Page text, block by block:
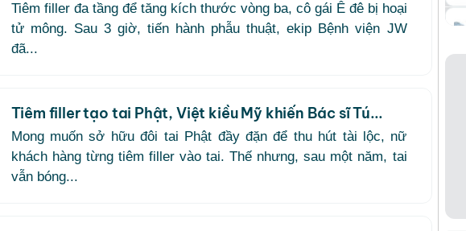
Tiêm filler đa tầng để tăng kích thước vòng ba, cô gái Ê đê bị hoại
tử mông. Sau 3 giờ, tiến hành phẫu thuật, ekip Bệnh viện JW
đã...
Tiêm filler tạo tai Phật, Việt kiều Mỹ khiến Bác sĩ Tú...
Mong muốn sở hữu đôi tai Phật đầy đặn để thu hút tài lộc, nữ
khách hàng từng tiêm filler vào tai. Thế nhưng, sau một năm, tai
vẫn bóng...